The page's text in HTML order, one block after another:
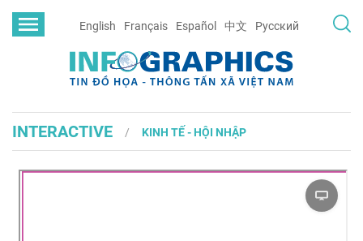
English Français Español 中文 Русский
INTERACTIVE KINH TẾ - HỘI NHẬP